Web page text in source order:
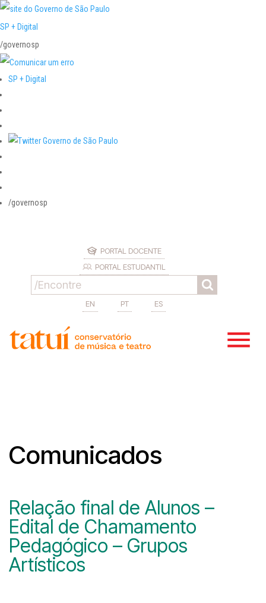
SP + Digital
/governosp
SP + Digital
/governosp
PORTAL DOCENTE
PORTAL ESTUDANTIL
EN PT ES
Comunicados
Relação final de Alunos –
Edital de Chamamento
Pedagógico – Grupos
Artísticos